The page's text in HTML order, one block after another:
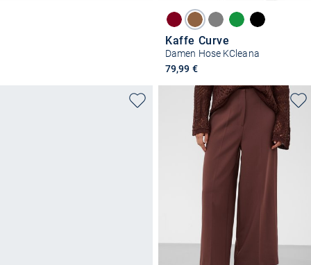
Kaffe Curve
Damen Hose KCleana
79,99 €